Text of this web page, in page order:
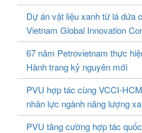
Dự án vật liệu xanh từ lá dứa
Vietnam Global Innovation
67 năm Petrovietnam thực
Hành trang kỷ nguyên mới
PVU hợp tác cùng VCCI-
nhân lực ngành năng lượng
PVU tăng cường hợp tác